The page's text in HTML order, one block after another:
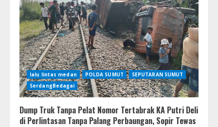
lalu lintas medan POLDA SUMUT
SEPUTARAN SUMUT
SerdangBedagai
Dump Truk Tanpa Pelat Nomor Tertabrak KA Putri Deli
di Perlintasan Tanpa Palang Perbaungan, Sopir Tewas